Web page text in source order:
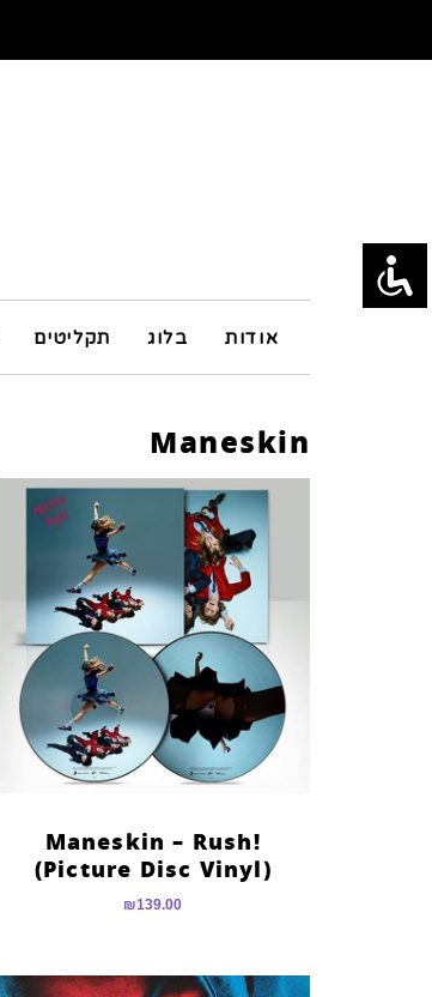
אודות בלוג תקליטים
Maneskin
Maneskin – Rush!
(Picture Disc Vinyl)
₪139.00